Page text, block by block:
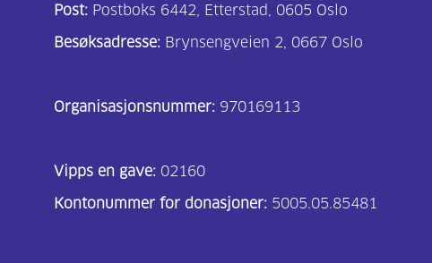
Post: Postboks 6442, Etterstad, 0605 Oslo
Besøksadresse: Brynsengveien 2, 0667 Oslo
Organisasjonsnummer: 970169113
Vipps en gave: 02160
Kontonummer for donasjoner: 5005.05.85481